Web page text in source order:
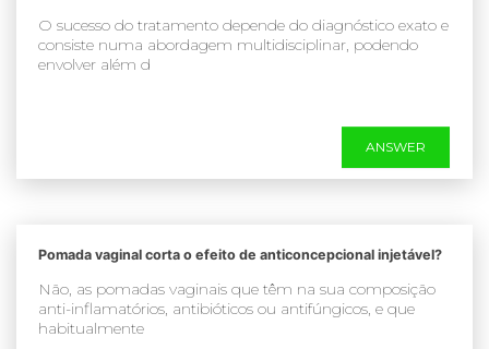
O sucesso do tratamento depende do diagnóstico exato e
consiste numa abordagem multidisciplinar, podendo
envolver além d
ANSWER
Pomada vaginal corta o efeito de anticoncepcional injetável?
Não, as pomadas vaginais que têm na sua composição
anti-inflamatórios, antibióticos ou antifúngicos, e que
habitualmente